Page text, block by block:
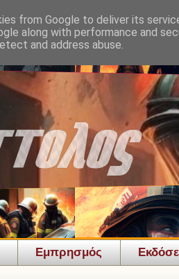
Εμπρησμός
from Google to deliver its
along with performance and
and address abuse.